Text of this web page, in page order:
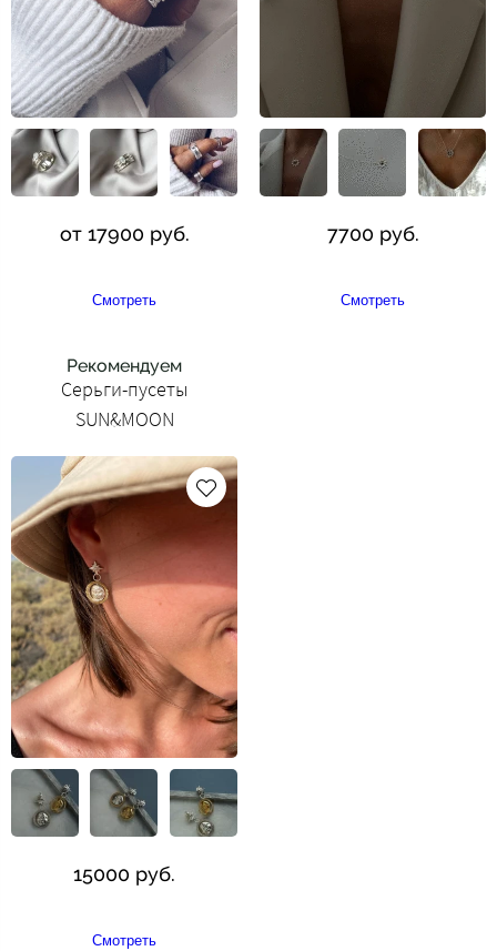
от 17900 руб.
Смотреть
7700 руб.
Смотреть
Рекомендуем
Серьги-пусеты
SUN&MOON
15000 руб.
Смотреть